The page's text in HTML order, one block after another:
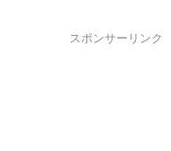
スポンサーリンク